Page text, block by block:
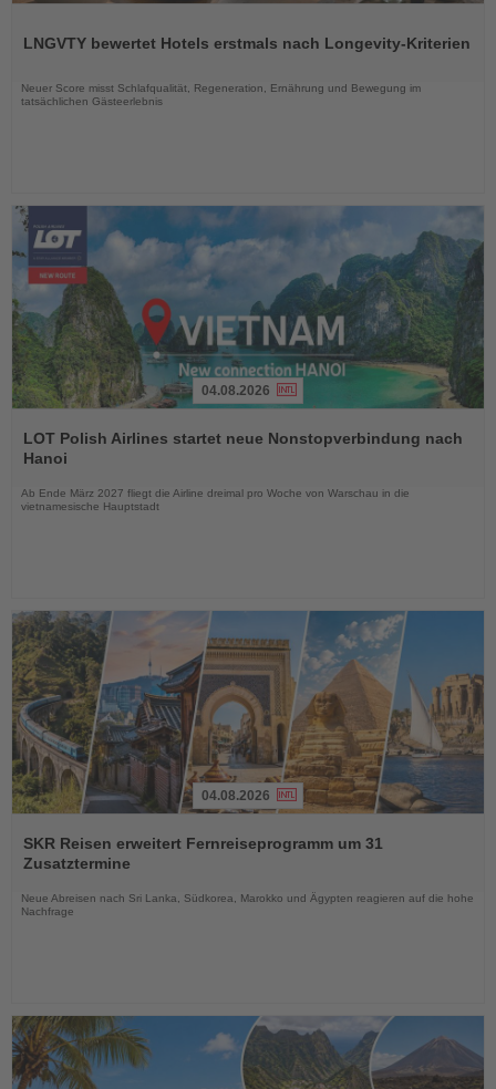
dieLNGVTY bewertet Hotels erstmals nach Longevity-Kriterien
Neuer Score misst Schlafqualität, Regeneration, Ernährung und Bewegung im
tatsächlichen Gästeerlebnis
Sie
die
04.08.2026
LOT Polish Airlines startet neue Nonstopverbindung nach
Hanoi
Ab Ende März 2027 fliegt die Airline dreimal pro Woche von Warschau in die
vietnamesische Hauptstadt
Sie
die
04.08.2026
SKR Reisen erweitert Fernreiseprogramm um 31
Zusatztermine
Neue Abreisen nach Sri Lanka, Südkorea, Marokko und Ägypten reagieren auf die hohe
Nachfrage